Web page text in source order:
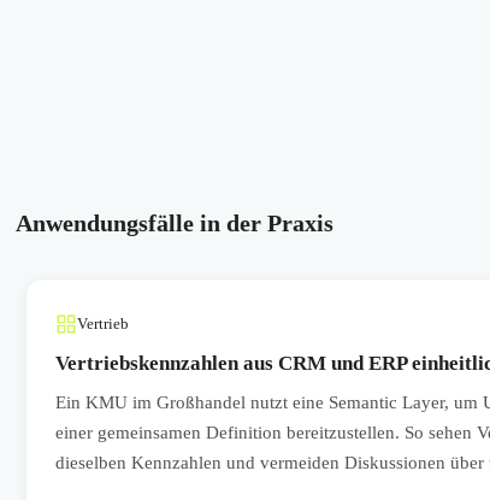
Anwendungsfälle in der Praxis
Vertrieb
Vertriebskennzahlen aus CRM und ERP
Ein KMU im Großhandel nutzt eine Semantic Layer, um
einer gemeinsamen Definition bereitzustellen. So sehen
dieselben Kennzahlen und vermeiden Diskussionen